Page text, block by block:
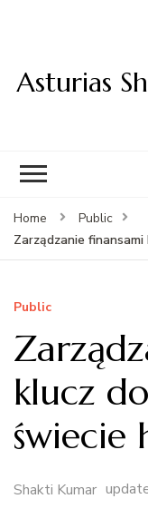
Asturias
Home
Public
Zarządzanie
Public
klucz
świecie
Shakti Kumar